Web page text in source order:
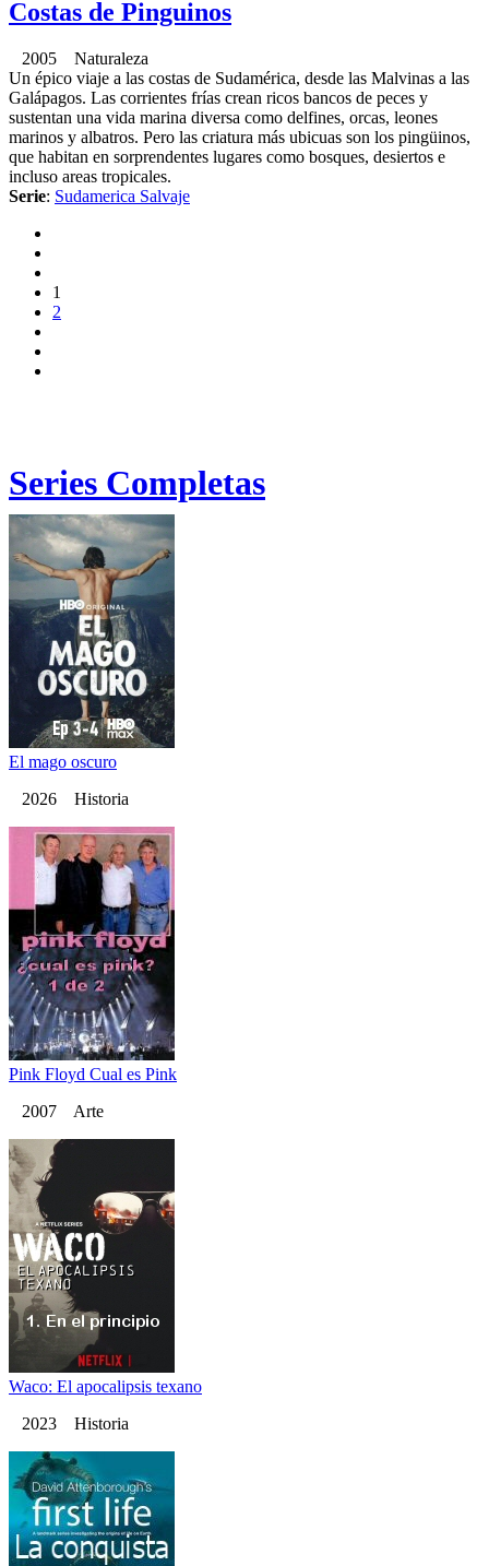
Costas de Pinguinos
2005 Naturaleza
Un épico viaje a las costas de Sudamérica, desde las Malvinas a las
Galápagos. Las corrientes frías crean ricos bancos de peces y
sustentan una vida marina diversa como delfines, orcas, leones
marinos y albatros. Pero las criatura más ubicuas son los pingüinos,
que habitan en sorprendentes lugares como bosques, desiertos e
incluso areas tropicales.
Serie: Sudamerica Salvaje
1
2
Series Completas
El mago oscuro
2026 Historia
Pink Floyd Cual es Pink
2007 Arte
Waco: El apocalipsis texano
2023 Historia